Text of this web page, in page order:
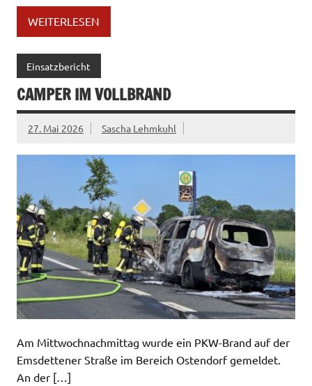
WEITERLESEN
Einsatzbericht
CAMPER IM VOLLBRAND
27. Mai 2026 Sascha Lehmkuhl
Am Mittwochnachmittag wurde ein PKW-Brand auf der
Emsdettener Straße im Bereich Ostendorf gemeldet.
An der […]